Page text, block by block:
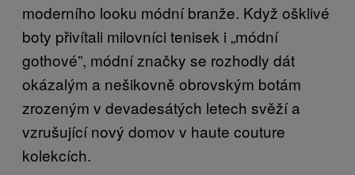
moderního looku módní branže. Když ošklivé
boty přivítali milovníci tenisek i „módní
gothové”, módní značky se rozhodly dát
okázalým a nešikovně obrovským botám
zrozeným v devadesátých letech svěží a
vzrušující nový domov v haute couture
kolekcích.